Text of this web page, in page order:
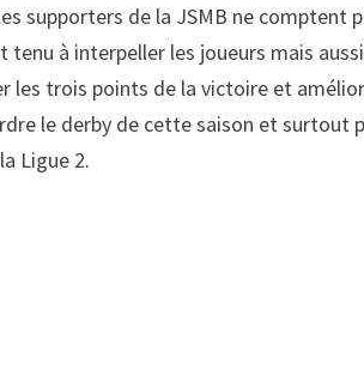
supporters de la JSMB ne
à interpeller les joueurs mais
les trois points de la victoire et
le derby de cette saison et surtout
Ligue 2.